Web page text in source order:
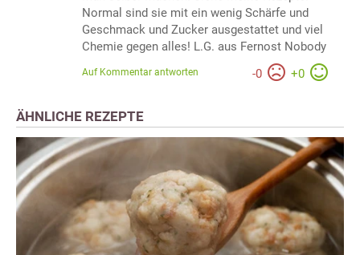
Normal sind sie mit ein wenig Schärfe und
Geschmack und Zucker ausgestattet und viel
Chemie gegen alles! L.G. aus Fernost Nobody
-0 +0
Auf Kommentar antworten
ÄHNLICHE REZEPTE